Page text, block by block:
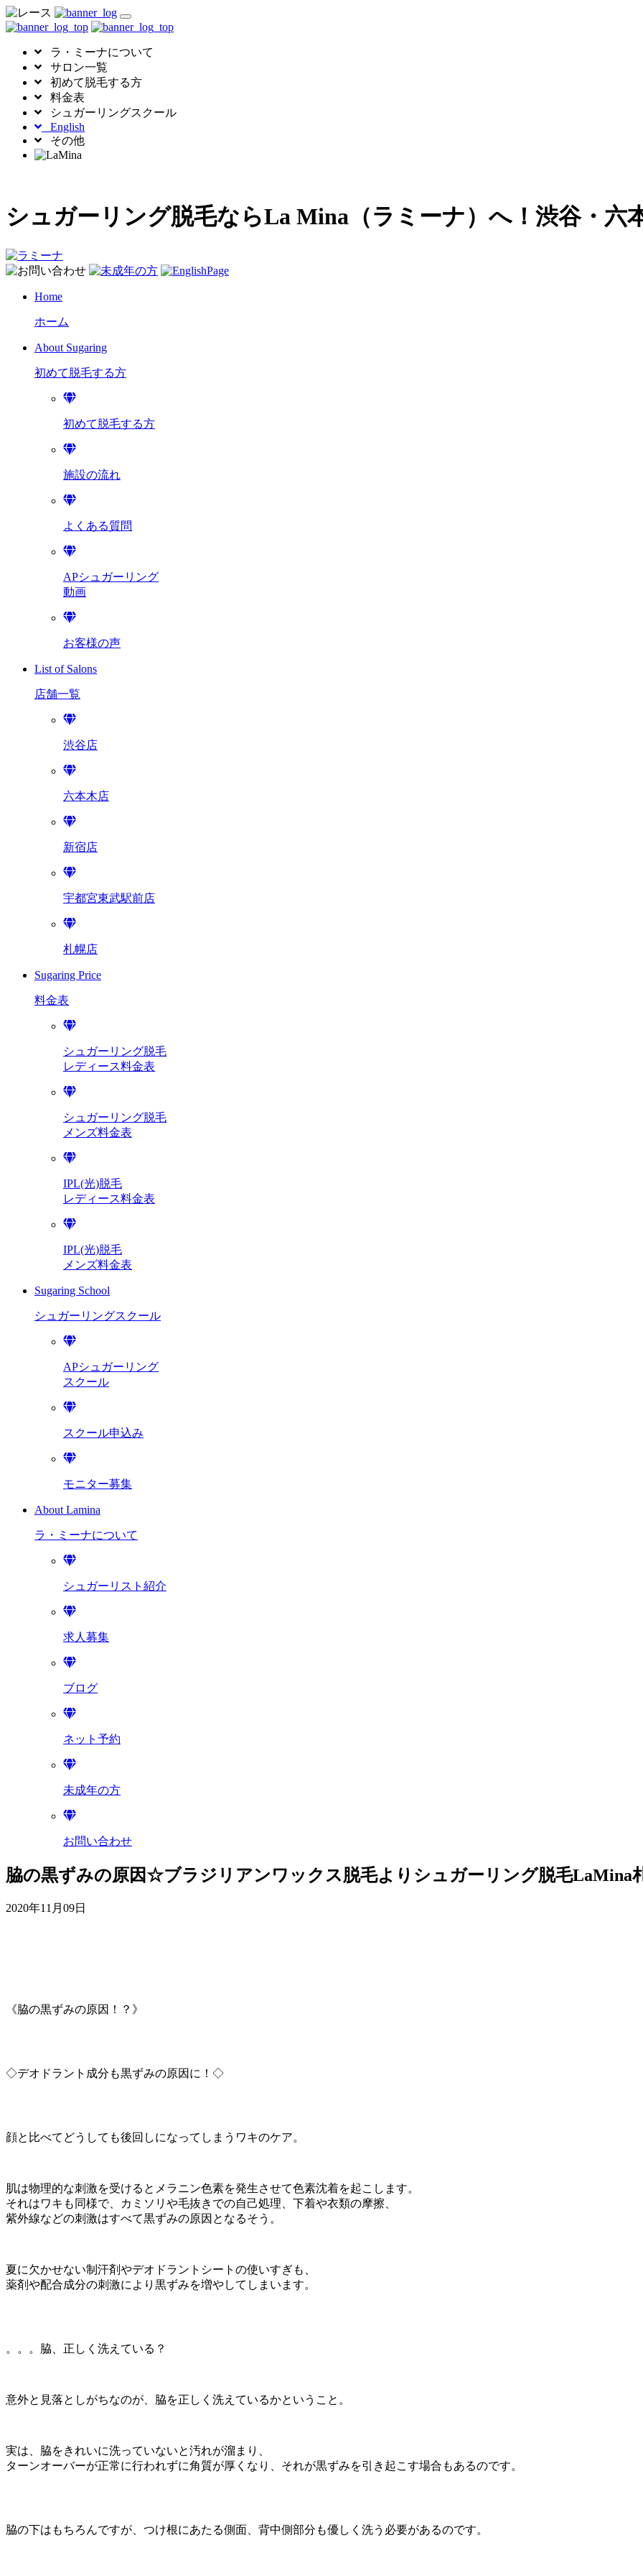
toggle
navigation
ラ・ミーナについて
サロン一覧
初めて脱毛する方
料金表
シュガーリングスクール
English
その他
シュガーリング脱毛ならLa Mina（ラミーナ）へ！渋谷・六
Home
ホーム
About Sugaring
初めて脱毛する方
初めて脱毛する方
施設の流れ
よくある質問
APシュガーリング
動画
お客様の声
List of Salons
店舗一覧
渋谷店
六本木店
新宿店
宇都宮東武駅前店
札幌店
Sugaring Price
料金表
シュガーリング脱毛
レディース料金表
シュガーリング脱毛
メンズ料金表
IPL(光)脱毛
レディース料金表
IPL(光)脱毛
メンズ料金表
Sugaring School
シュガーリングスクール
APシュガーリング
スクール
スクール申込み
モニター募集
About Lamina
ラ・ミーナについて
シュガーリスト紹介
求人募集
ブログ
ネット予約
未成年の方
お問い合わせ
脇の黒ずみの原因☆ブラジリアンワックス脱毛よりシュガーリング脱毛LaMina
2020年11月09日
《脇の黒ずみの原因！？》
◇デオドラント成分も黒ずみの原因に！◇
顔と比べてどうしても後回しになってしまうワキのケア。
肌は物理的な刺激を受けるとメラニン色素を発生させて色素沈着を起こします。
それはワキも同様で、カミソリや毛抜きでの自己処理、下着や衣類の摩擦、
紫外線などの刺激はすべて黒ずみの原因となるそう。
夏に欠かせない制汗剤やデオドラントシートの使いすぎも、
薬剤や配合成分の刺激により黒ずみを増やしてしまいます。
。。。脇、正しく洗えている？
意外と見落としがちなのが、脇を正しく洗えているかということ。
実は、脇をきれいに洗っていないと汚れが溜まり、
ターンオーバーが正常に行われずに角質が厚くなり、それが黒ずみを引き起こす場合もあるのです。
脇の下はもちろんですが、つけ根にあたる側面、背中側部分も優しく洗う必要があるのです。